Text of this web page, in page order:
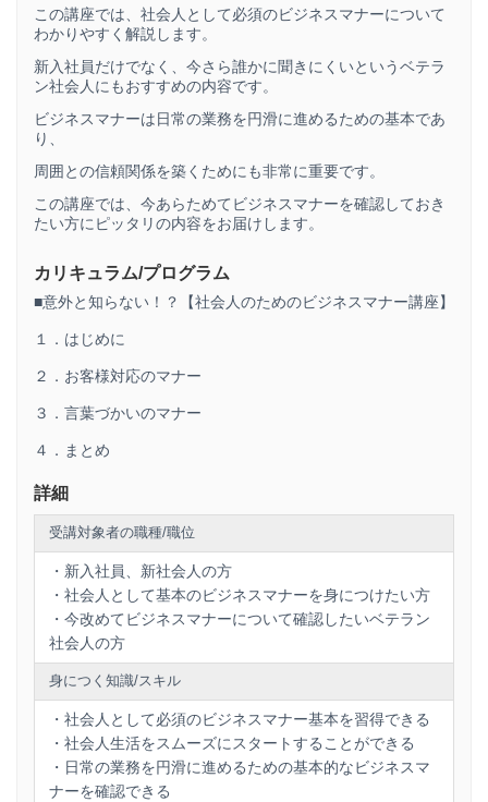
この講座では、社会人として必須のビジネスマナーについて
わかりやすく解説します。
新入社員だけでなく、今さら誰かに聞きにくいというベテラ
ン社会人にもおすすめの内容です。
ビジネスマナーは日常の業務を円滑に進めるための基本であ
り、
周囲との信頼関係を築くためにも非常に重要です。
この講座では、今あらためてビジネスマナーを確認しておき
たい方にピッタリの内容をお届けします。
カリキュラム/プログラム
■意外と知らない！？【社会人のためのビジネスマナー講座】
１．はじめに
２．お客様対応のマナー
３．言葉づかいのマナー
４．まとめ
詳細
受講対象者の職種/職位
・新入社員、新社会人の方
・社会人として基本のビジネスマナーを身につけたい方
・今改めてビジネスマナーについて確認したいベテラン
社会人の方
身につく知識/スキル
・社会人として必須のビジネスマナー基本を習得できる
・社会人生活をスムーズにスタートすることができる
・日常の業務を円滑に進めるための基本的なビジネスマ
ナーを確認できる